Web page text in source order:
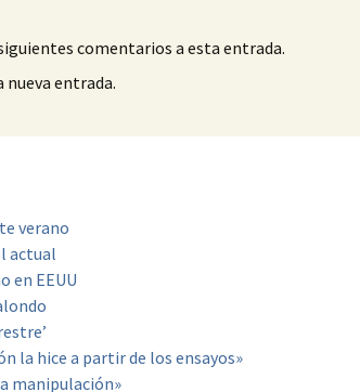
comentarios a esta entrada.
nueva entrada.
verano
actual
en EEUU
la hice a partir de los ensayos»
manipulación»